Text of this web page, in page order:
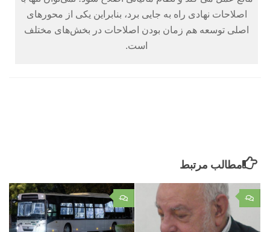
اصلاحات نهادی راه به جایی برد، بنابراین یکی از محورهای
اصلی توسعه هم زمان بودن اصلاحات در بخش‌های مختلف
است.‏
مطالب مرتبط
۰ ۰